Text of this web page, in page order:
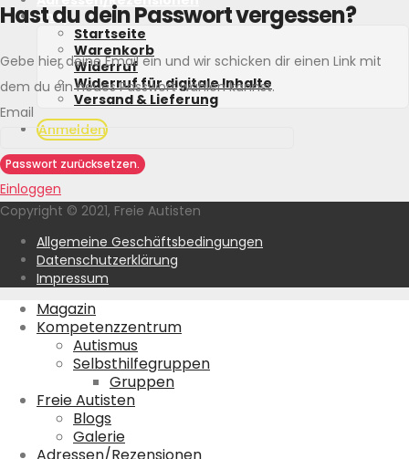
Shop
Startseite
Warenkorb
Widerruf
Widerruf für digitale Inhalte
Versand & Lieferung
Anmelden
Hast du dein Passwort vergessen?
Gebe hier deine Email ein und wir schicken dir einen Link mit
dem du ein neues Passwort wählen kannst.
Email
Passwort zurücksetzen.
Einloggen
Copyright © 2021, Freie Autisten
Allgemeine Geschäftsbedingungen
Datenschutzerklärung
Impressum
Magazin
Kompetenzzentrum
Autismus
Selbsthilfegruppen
Gruppen
Freie Autisten
Blogs
Galerie
Adressen/Rezensionen